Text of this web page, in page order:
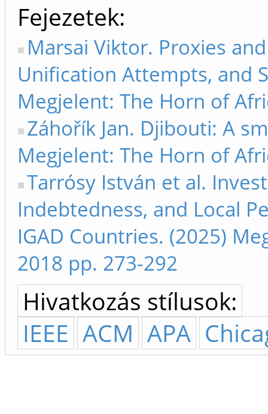
Fejezetek
Marsai Viktor. Proxies
Unification Attempts, and
Megjelent: The Horn of
Záhořík Jan. Djibouti: A
Megjelent: The Horn of
Tarrósy István et al.
Indebtedness, and Local
IGAD Countries. (2025)
2018 pp. 273-292
Hivatkozás stílusok:
IEEE ACM APA